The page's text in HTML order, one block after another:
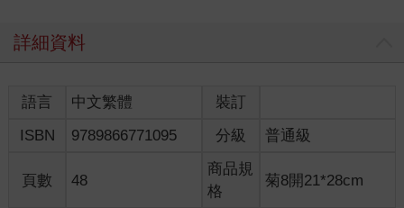
詳細資料
語言 中文繁體
裝訂
ISBN
9789866771095 分級 普通級
頁數 48
商品規
格
菊8開21*28cm